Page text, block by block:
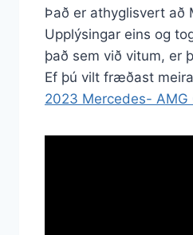
Það er athyglisvert að
Upplýsingar eins og
það sem við vitum, er
Ef þú vilt fræðast
2023 Mercedes-